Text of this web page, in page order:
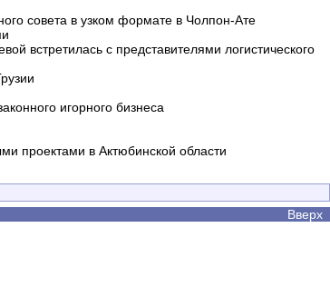
совета в узком формате в Чолпон-Ате
встретилась с представителями логистического
игорного бизнеса
проектами в Актюбинской области
Вверх